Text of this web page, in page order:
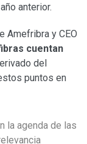
anterior.
Amefribra y CEO
cuentan
del
puntos en
la agenda de las